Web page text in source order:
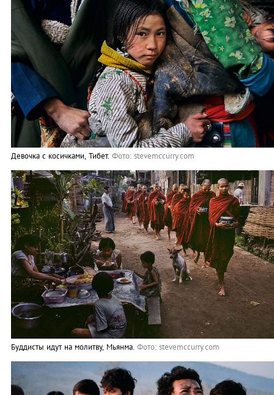
Девочка с косичками, Тибет. Фото: stevemccurry.com
Буддисты идут на молитву, Мьянма. Фото: stevemccurry.com